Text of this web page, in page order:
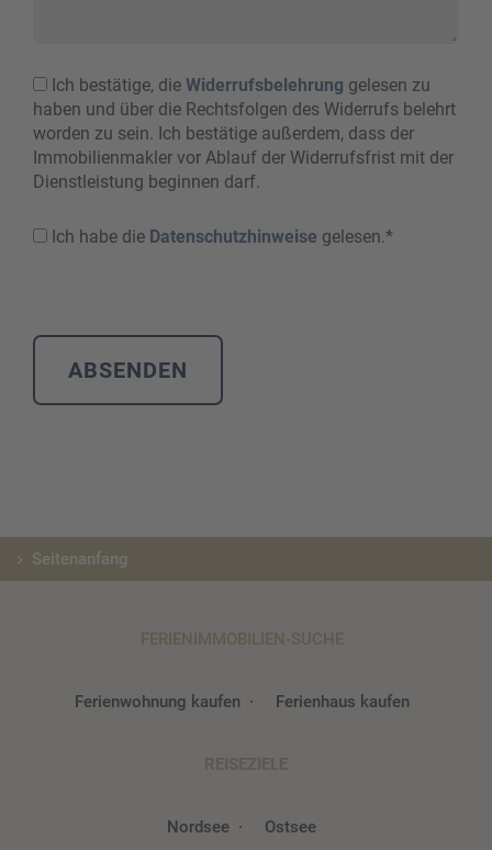
Ich bestätige, die Widerrufsbelehrung gelesen zu
haben und über die Rechtsfolgen des Widerrufs belehrt
worden zu sein. Ich bestätige außerdem, dass der
Immobilienmakler vor Ablauf der Widerrufsfrist mit der
Dienstleistung beginnen darf.
Ich habe die Datenschutzhinweise gelesen.*
Seitenanfang
FERIENIMMOBILIEN-SUCHE
Ferienwohnung kaufen Ferienhaus kaufen
REISEZIELE
Nordsee Ostsee